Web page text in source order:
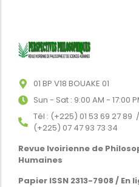
01 BP V18 BOUAKE 01
Sun - Sat : 9:00 AM - 17:00
Tél : (+225) 01 53 69 27 89
(+225) 07 47 93 73 34
Revue Ivoirienne de
Humaines
Papier ISSN 2313-7908 / En